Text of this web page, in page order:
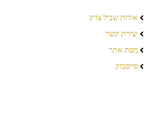
אודות שביל צדק
יצירת קשר
מפת אתר
פייסבוק